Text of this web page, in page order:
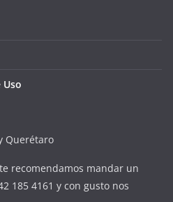
Querétaro
recomendamos mandar un
185 4161 y con gusto nos